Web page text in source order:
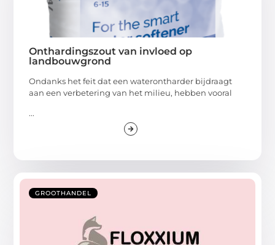
Onthardingszout van invloed op
landbouwgrond
Ondanks het feit dat een waterontharder bijdraagt
aan een verbetering van het milieu, hebben vooral
...
GROOTHANDEL